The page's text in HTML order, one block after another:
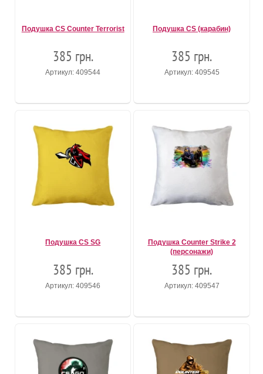
Подушка CS Counter Terrorist
385 грн.
Артикул: 409544
Подушка CS (карабин)
385 грн.
Артикул: 409545
Подушка CS SG
385 грн.
Артикул: 409546
Подушка Counter Strike 2
(персонажи)
385 грн.
Артикул: 409547